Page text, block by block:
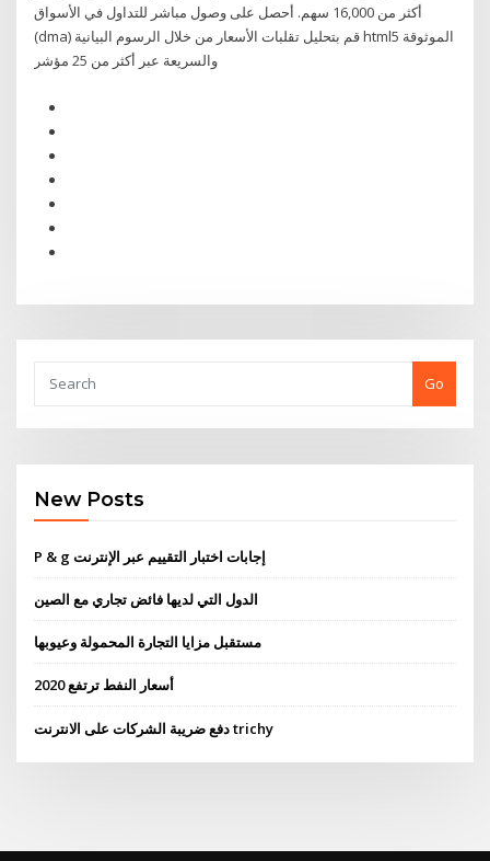
أكثر من 16,000 سهم. أحصل على وصول مباشر للتداول في الأسواق
(dma) قم بتحليل تقلبات الأسعار من خلال الرسوم البيانية html5 الموثوقة
والسريعة عبر أكثر من 25 مؤشر
Go
New Posts
P & g إجابات اختبار التقييم عبر الإنترنت
الدول التي لديها فائض تجاري مع الصين
مستقبل مزايا التجارة المحمولة وعيوبها
أسعار النفط ترتفع 2020
دفع ضريبة الشركات على الانترنت trichy